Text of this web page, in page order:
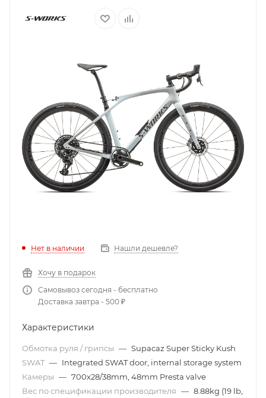
Нет в наличии Нашли дешевле?
Хочу в подарок
Самовывоз сегодня - бесплатно
Доставка завтра - 500 ₽
Характеристики
Обмотка руля / грипсы — Supacaz Super Sticky Kush
SWAT — Integrated SWAT door, internal storage system
Камеры — 700x28/38mm, 48mm Presta valve
Вес по спецификации производителя — 8.88kg (19 lb,